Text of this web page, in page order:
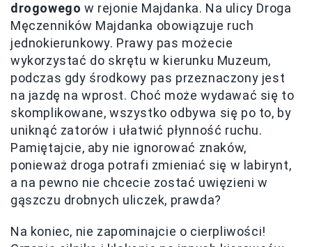
drogowego w rejonie Majdanka. Na ulicy Droga
Męczenników Majdanka obowiązuje ruch
jednokierunkowy. Prawy pas możecie
wykorzystać do skrętu w kierunku Muzeum,
podczas gdy środkowy pas przeznaczony jest
na jazdę na wprost. Choć może wydawać się to
skomplikowane, wszystko odbywa się po to, by
uniknąć zatorów i ułatwić płynność ruchu.
Pamiętajcie, aby nie ignorować znaków,
ponieważ droga potrafi zmieniać się w labirynt,
a na pewno nie chcecie zostać uwięzieni w
gąszczu drobnych uliczek, prawda?
Na koniec, nie zapominajcie o cierpliwości!